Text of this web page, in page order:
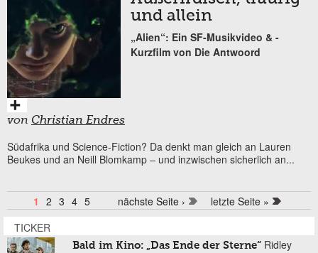
und allein
„Alien“: Ein SF-Musikvideo & -
Kurzfilm von Die Antwoord
von Christian Endres
Südafrika und Science-Fiction? Da denkt man gleich an Lauren
Beukes und an Neill Blomkamp – und inzwischen sicherlich an...
Seiten
1 2 3 4 5 nächste Seite ›
letzte Seite »
TICKER
Bald im Kino: „Das Ende der Sterne“ Ridley